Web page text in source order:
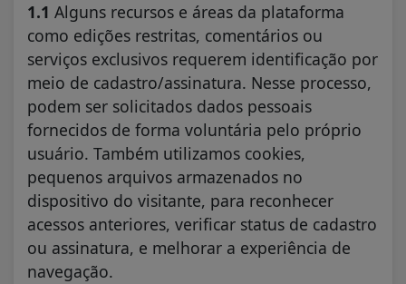
1.1 Alguns recursos e áreas da plataforma
como edições restritas, comentários ou
serviços exclusivos requerem identificação por
meio de cadastro/assinatura. Nesse processo,
podem ser solicitados dados pessoais
fornecidos de forma voluntária pelo próprio
usuário. Também utilizamos cookies,
pequenos arquivos armazenados no
dispositivo do visitante, para reconhecer
acessos anteriores, verificar status de cadastro
ou assinatura, e melhorar a experiência de
navegação.